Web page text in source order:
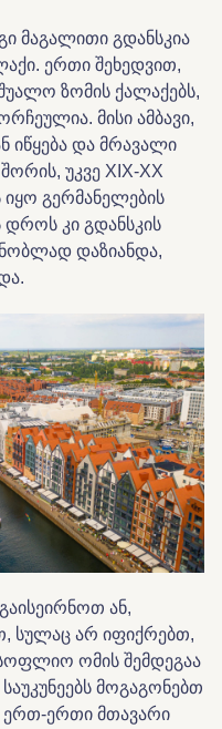
მაგალითი გდანსკია
ერთი შეხედვით,
ზომის ქალაქებს,
მისი ამბავი,
იწყება და მრავალი
უკვე XIX-XX
იყო გერმანელების
კი გდანსკის
დაზიანდა,
ან,
სულაც არ იფიქრებთ,
ომის შემდეგაა
მოგაგონებთ
ერთ-ერთი მთავარი